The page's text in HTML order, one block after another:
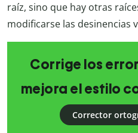
raíz, sino que hay otras
modificarse las desinencias
Corrige los
mejora el estilo
Corrector